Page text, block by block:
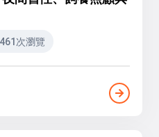
461次瀏覽